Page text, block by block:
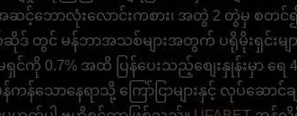
အဆင့်ဘောလုံးလောင်းကစား၊ အတွဲ 2 တွဲမှ စ
တွင် မန်ဘာအသစ်များအတွက် ပရိုမိုးရှင်းမျ
ကို 0.7% အထိ ပြန်ပေးသည့်စျေးနှုန်းမှာ ရေ
ကန်သောနေရာသို့ ကြော်ငြာများနှင့် လုပ်ဆေ